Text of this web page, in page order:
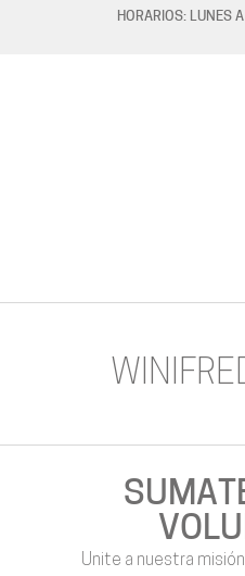
HORARIOS: LUNES
Unite a nuestra